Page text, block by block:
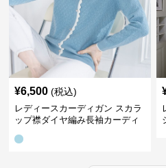
¥6,500 (税込)
レディースカーディガン スカラ
ップ襟ダイヤ編み長袖カーディ